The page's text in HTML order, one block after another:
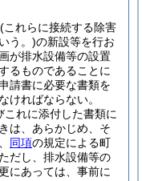
(これらに接続する除害
う。)の新設等を行お
が排水設備等の設置
るものであることに
請書に必要な書類を
ければならない。
これに添付した書類に
は、あらかじめ、そ
同項の規定による町
ただし、排水設備等の
にあっては、事前に